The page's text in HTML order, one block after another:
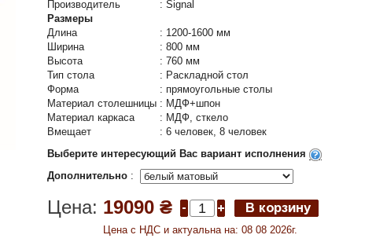
Производитель
: Signal
Размеры
Длина
: 1200-1600 мм
Ширина
: 800 мм
Высота
: 760 мм
Тип стола
: Раскладной стол
Форма
: прямоугольные столы
Материал столешницы : МДФ+шпон
Материал каркаса
: МДФ, сткело
Вмещает
: 6 человек, 8 человек
Выберите интересующий Вас вариант исполнения
Дополнительно :
Цена: 19090 ₴
Цена c НДС и актуальна на: 08 08 2026г.